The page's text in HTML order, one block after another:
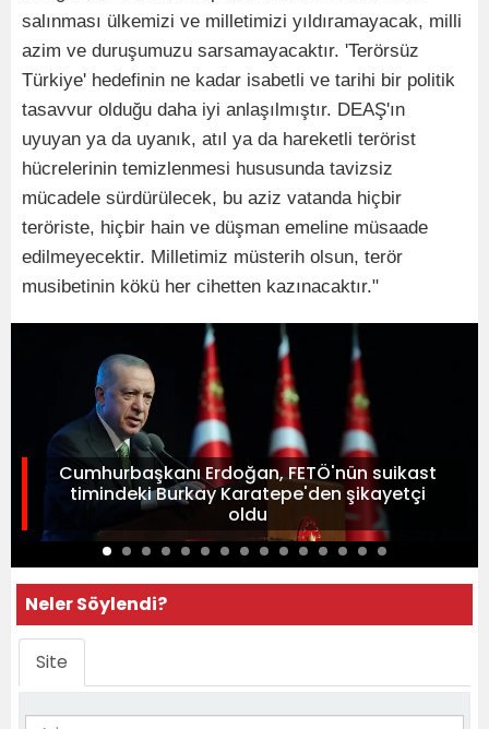
salınması ülkemizi ve milletimizi yıldıramayacak, milli
azim ve duruşumuzu sarsamayacaktır. 'Terörsüz
Türkiye' hedefinin ne kadar isabetli ve tarihi bir politik
tasavvur olduğu daha iyi anlaşılmıştır. DEAŞ'ın
uyuyan ya da uyanık, atıl ya da hareketli terörist
hücrelerinin temizlenmesi hususunda tavizsiz
mücadele sürdürülecek, bu aziz vatanda hiçbir
teröriste, hiçbir hain ve düşman emeline müsaade
edilmeyecektir. Milletimiz müsterih olsun, terör
musibetinin kökü her cihetten kazınacaktır."
Cumhurbaşkanı Erdoğan, FETÖ'nün suikast
timindeki Burkay Karatepe'den şikayetçi
oldu
Neler Söylendi?
Site